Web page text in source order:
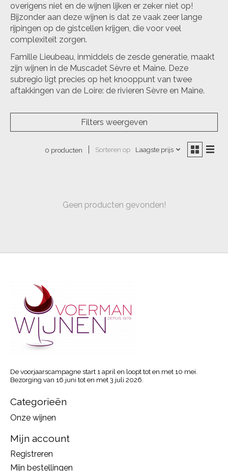
overigens niet en de wijnen lijken er zeker niet op!
Bijzonder aan deze wijnen is dat ze vaak zeer lange
rijpingen op de gistcellen krijgen, die voor veel
complexiteit zorgen.
Famille Lieubeau, inmiddels de zesde generatie, maakt
zijn wijnen in de Muscadet Sèvre et Maine. Deze
subregio ligt precies op het knooppunt van twee
aftakkingen van de Loire: de rivieren Sèvre en Maine.
Filters weergeven
0 producten Sorteren op Laagste prijs
Geen producten gevonden!
De voorjaarscampagne start 1 april en loopt tot en met 10 mei.
Bezorging van 16 juni tot en met 3 juli 2026.
Categorieën
Onze wijnen
Mijn account
Registreren
Mijn bestellingen